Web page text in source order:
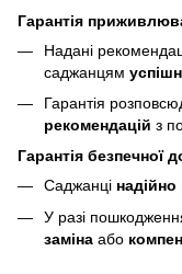
Гарантія
Надані
саджанцям
Гарантія
рекомендацій з
Гарантія безпечної
Саджанці
У разі
заміна або